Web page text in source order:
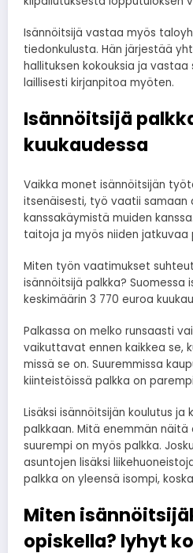
Isännöitsijä vastaa myös
tiedonkulusta. Hän järjestää
hallituksen kokouksia ja vastaa
laillisesti kirjanpitoa myöten.
Isännöitsijä
kuukaudessa
Vaikka monet isännöitsijän
itsenäisesti, työ vaatii samaan
kanssakäymistä muiden
taitoja ja myös niiden
Miten työn vaatimukset
isännöitsijä palkka? Suomessa
keskimäärin 3 770 euroa
Palkassa on melko runsaasti
vaikuttavat ennen kaikkea se,
missä se on. Suuremmissa
kiinteistöissä palkka on
Lisäksi isännöitsijän koulutus
palkkaan. Mitä enemmän näitä
suurempi on myös palkka.
asuntojen lisäksi
palkka on yleensä isompi,
Miten
opiskella? lyhyt